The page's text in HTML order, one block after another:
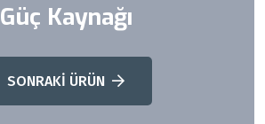
Güç Kaynağı
SONRAKİ ÜRÜN